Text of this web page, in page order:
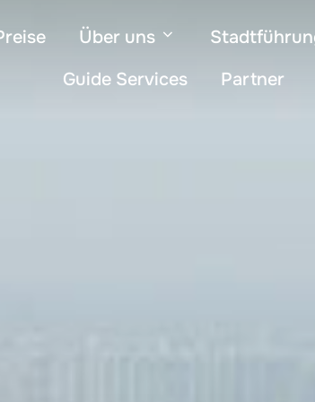
Über uns
Guide Services
Partner